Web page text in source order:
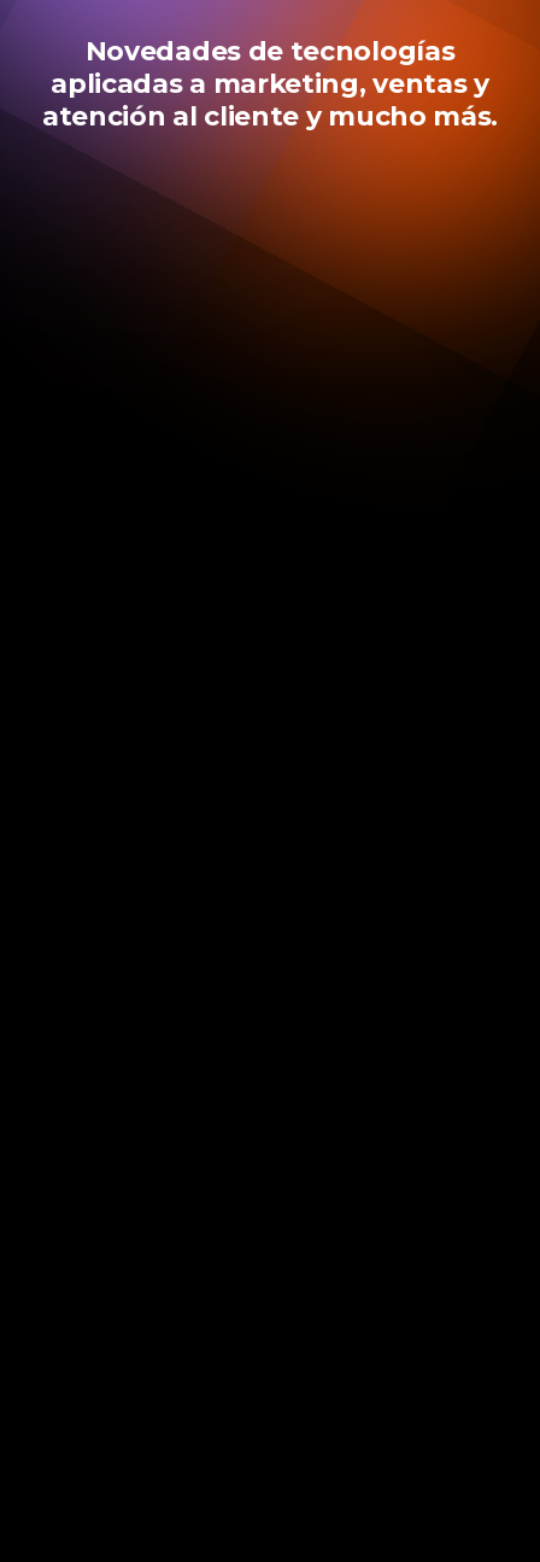
Novedades de tecnologías
aplicadas a marketing, ventas y
atención al cliente y mucho más.